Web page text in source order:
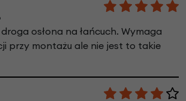
osłona na łańcuch. Wymaga
przy montażu ale nie jest to takie